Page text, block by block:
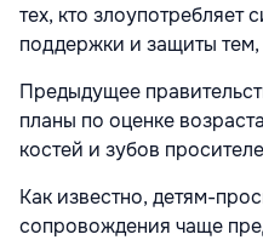
тех, кто злоупотребляет
поддержки и защиты тем,
Предыдущее
планы по оценке
костей и зубов
Как известно, детям-
сопровождения чаще